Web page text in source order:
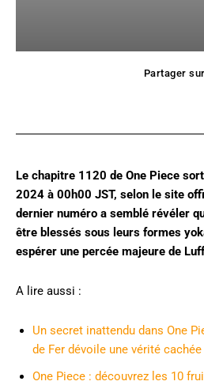
Partager
Le chapitre 1120 de One Piece
2024 à 00h00 JST, selon le site
dernier numéro a semblé révéler
être blessés sous leurs formes
espérer une percée majeure de
A lire aussi :
Un secret inattendu dans One
de Fer dévoile une vérité
One Piece : découvrez les 10